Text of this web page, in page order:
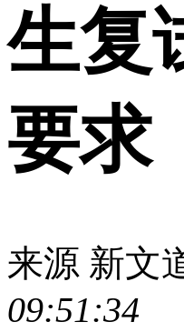
生复
要求
来源 新文
09:51:34